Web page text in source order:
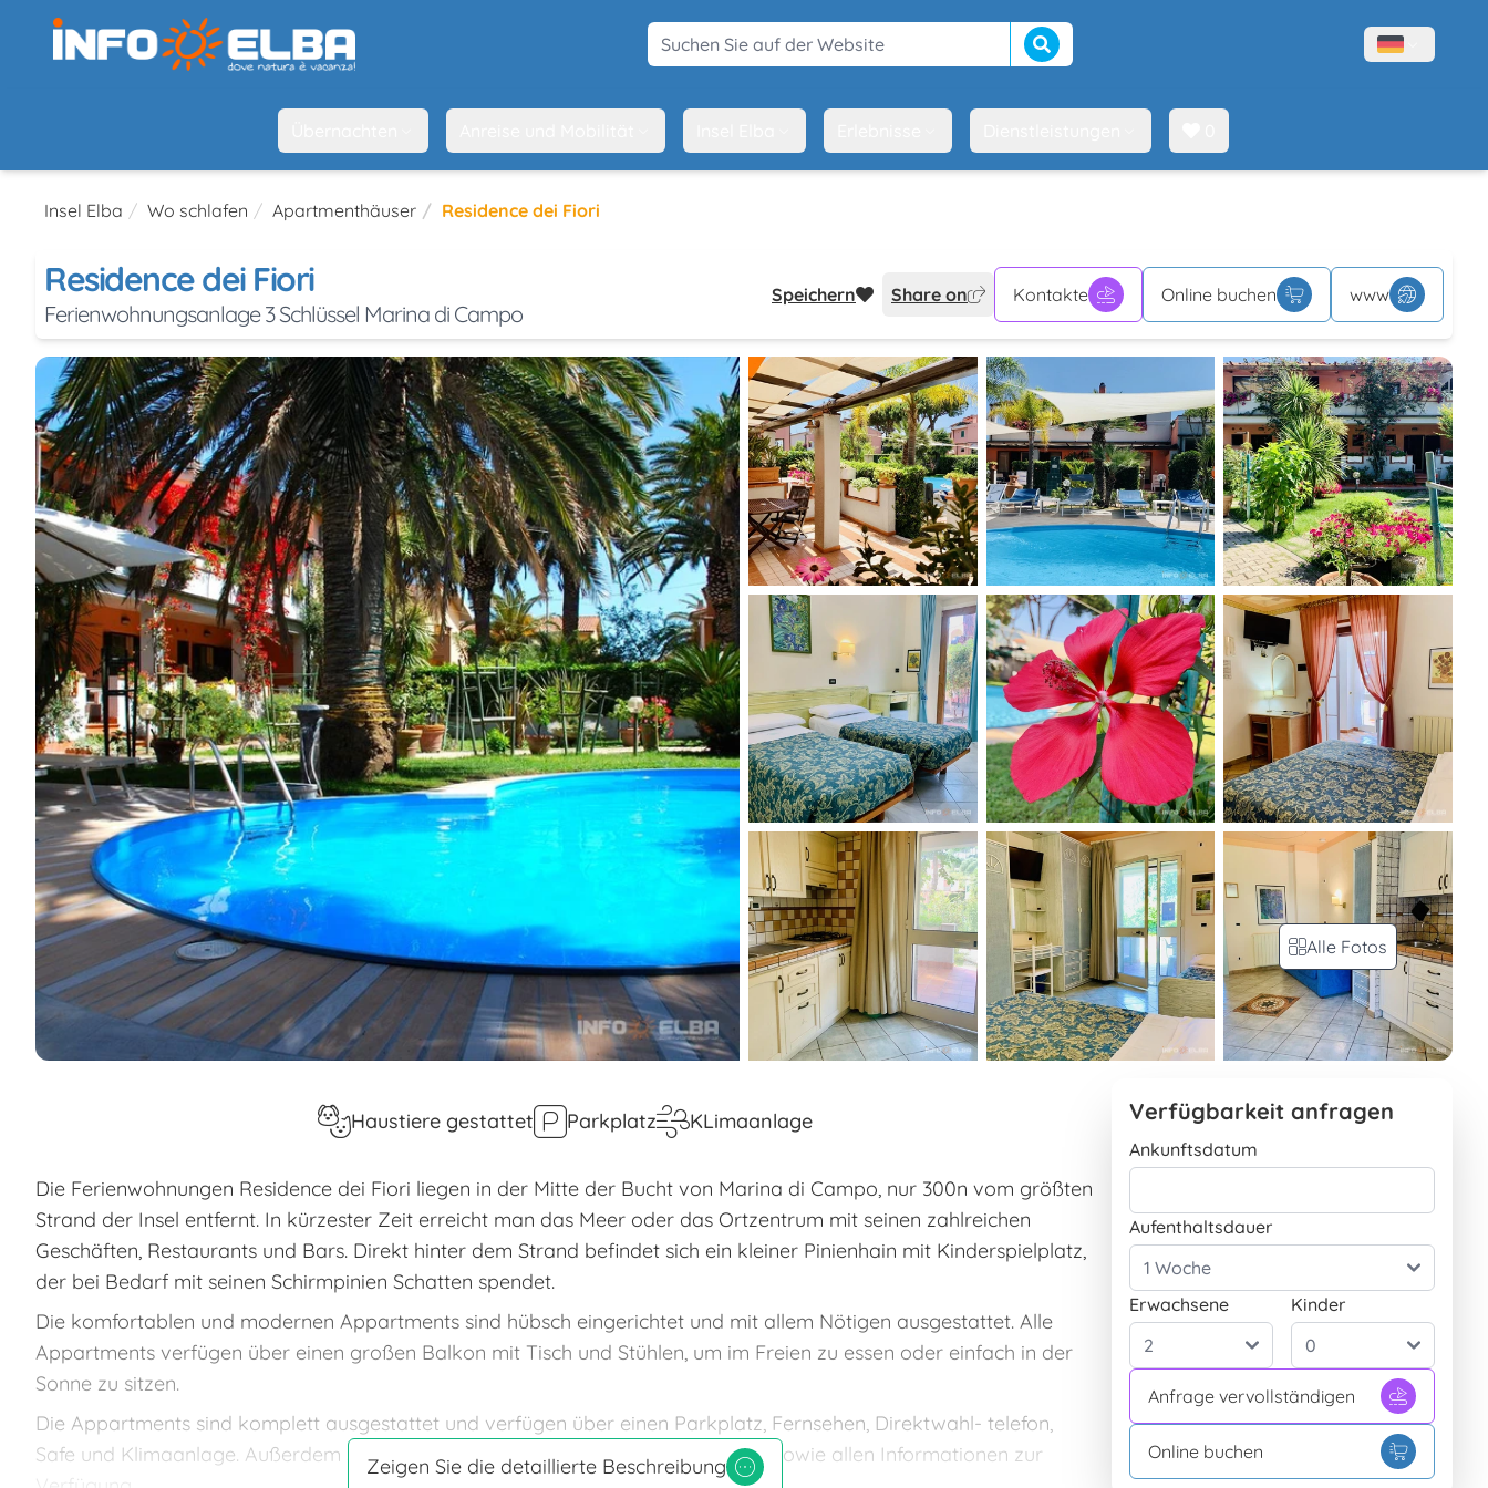
Suchen Sie auf der Website Suche beginnen Menù lingue
Insel Elba Wo schlafen Apartmenthäuser Residence dei Fiori
Residence dei Fiori
Ferienwohnungsanlage 3 Schlüssel Marina di Campo
Speichern Share on Kontakte Online buchen www
Haustiere gestattet Parkplatz KLimaanlage
Die Ferienwohnungen Residence dei Fiori liegen in der Mitte der Bucht von Marina di Campo, nur 300n vom größten
Strand der Insel entfernt. In kürzester Zeit erreicht man das Meer oder das Ortzentrum mit seinen zahlreichen
Geschäften, Restaurants und Bars. Direkt hinter dem Strand befindet sich ein kleiner Pinienhain mit Kinderspielplatz,
der bei Bedarf mit seinen Schirmpinien Schatten spendet.
Die komfortablen und modernen Appartments sind hübsch eingerichtet und mit allem Nötigen ausgestattet. Alle
Appartments verfügen über einen großen Balkon mit Tisch und Stühlen, um im Freien zu essen oder einfach in der
Sonne zu sitzen.
Die Appartments sind komplett ausgestattet und verfügen über einen Parkplatz, Fernsehen, Direktwahl- telefon,
Safe und Klimaanlage. Außerdem steht Ihnen unsere Rezeption mit Fax und Safe sowie allen Informationen zur
Zeigen Sie die detaillierte Beschreibung
Verfügbarkeit anfragen
Ankunftsdatum
Aufenthaltsdauer
Erwachsene Kinder
Anfrage vervollständigen
Online buchen
Alle Fotos